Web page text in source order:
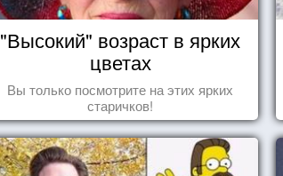
"Высокий" возраст в ярких
цветах
Вы только посмотрите на этих ярких
старичков!